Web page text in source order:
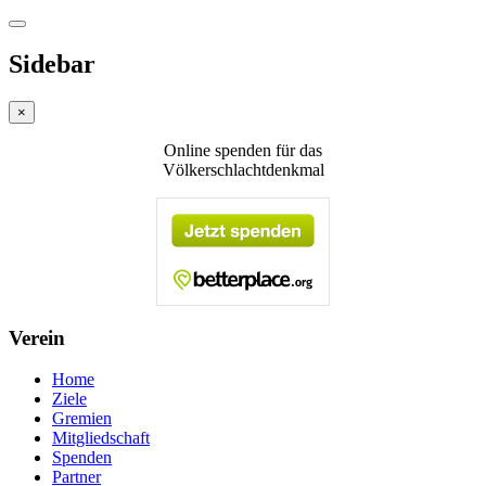
Sidebar
×
Online spenden für das
Völkerschlachtdenkmal
Verein
Home
Ziele
Gremien
Mitgliedschaft
Spenden
Partner